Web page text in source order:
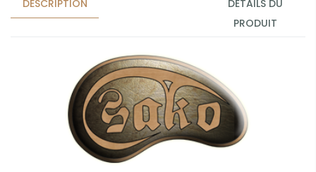
DESCRIPTION
DÉTAILS DU
PRODUIT